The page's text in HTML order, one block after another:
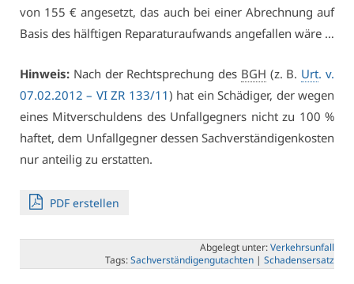
von 155 € an­ge­setzt, das auch bei ei­ner Ab­rech­nung auf
Ba­sis des hälf­ti­gen Re­pa­ra­tur­auf­wands an­ge­fal­len wä­re …
Hin­weis: Nach der Recht­spre­chung des BGH (z. B. Urt. v.
07.02.2012 – VI ZR 133/11) hat ein Schä­di­ger, der we­gen
ei­nes Mit­ver­schul­dens des Un­fall­geg­ners nicht zu 100 %
haf­tet, dem Un­fall­geg­ner des­sen Sach­ver­stän­di­gen­kos­ten
nur an­tei­lig zu er­stat­ten.
PDF er­stel­len
Ab­ge­legt un­ter:Ver­kehrs­un­fall
Tags:Sach­ver­stän­di­gen­gut­ach­ten | Scha­dens­er­satz